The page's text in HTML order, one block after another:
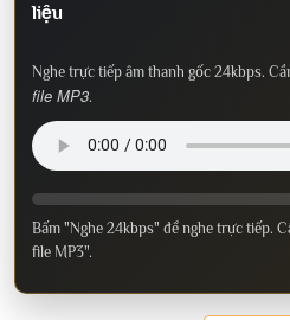
liệu
Nghe trực tiếp âm thanh gốc 24kbps.
file MP3.
Bấm "Nghe 24kbps" để nghe trực tiếp.
file MP3".